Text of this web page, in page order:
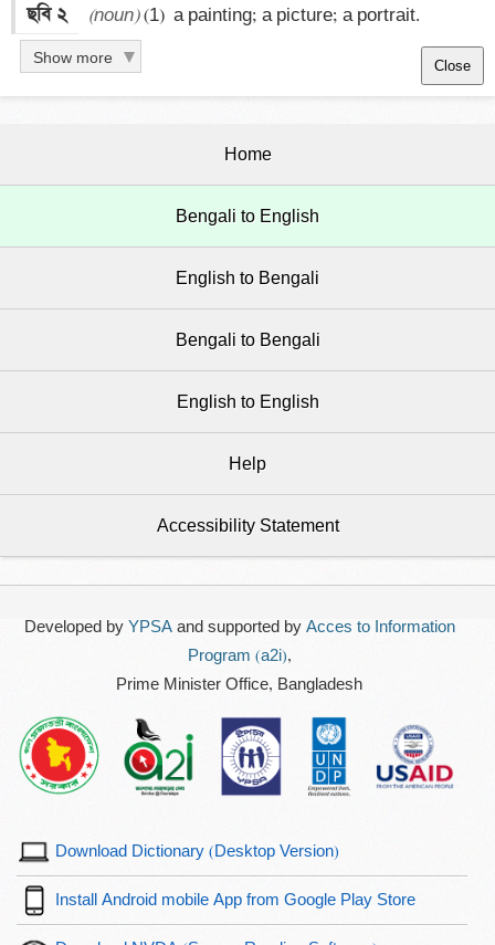
ছবি ২ (noun) (1)  a painting; a picture; a portrait.
Show more Close
Home
Bengali to English
English to Bengali
Bengali to Bengali
English to English
Help
Accessibility Statement
Developed by YPSAand supported by Acces to Information
Program (a2i),
Prime Minister Office, Bangladesh
Download Dictionary (Desktop Version)
Install Android mobile App from Google Play Store